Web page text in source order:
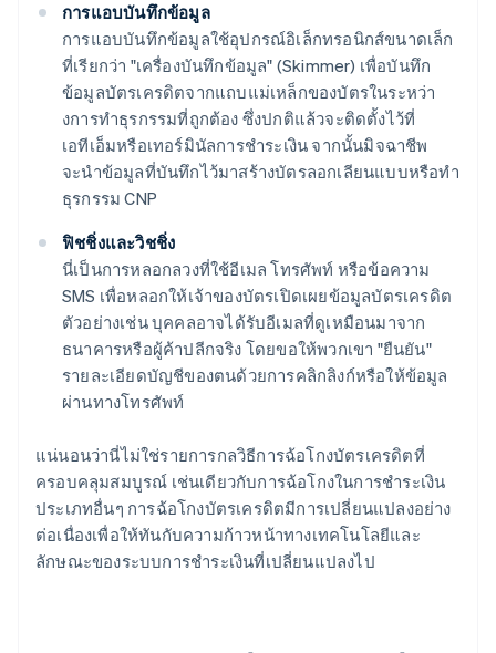
การแอบบันทึกข้อมูล
การแอบบันทึกข้อมูลใช้อุปกรณ์อิเล็กทรอนิกส์ขนาดเล็ก
ที่เรียกว่า "เครื่องบันทึกข้อมูล" (Skimmer) เพื่อบันทึก
ข้อมูลบัตรเครดิตจากแถบแม่เหล็กของบัตรในระหว่า
งการทําธุรกรรมที่ถูกต้อง ซึ่งปกติแล้วจะติดตั้งไว้ที่
เอทีเอ็มหรือเทอร์มินัลการชําระเงิน จากนั้นมิจฉาชีพ
จะนําข้อมูลที่บันทึกไว้มาสร้างบัตรลอกเลียนแบบหรือทํา
ธุรกรรม CNP
ฟิชชิ่งและวิชชิ่ง
นี่เป็นการหลอกลวงที่ใช้อีเมล โทรศัพท์ หรือข้อความ
SMS เพื่อหลอกให้เจ้าของบัตรเปิดเผยข้อมูลบัตรเครดิต
ตัวอย่างเช่น บุคคลอาจได้รับอีเมลที่ดูเหมือนมาจาก
ธนาคารหรือผู้ค้าปลีกจริง โดยขอให้พวกเขา "ยืนยัน"
รายละเอียดบัญชีของตนด้วยการคลิกลิงก์หรือให้ข้อมูล
ผ่านทางโทรศัพท์
แน่นอนว่านี่ไม่ใช่รายการกลวิธีการฉ้อโกงบัตรเครดิตที่
ครอบคลุมสมบูรณ์ เช่นเดียวกับการฉ้อโกงในการชําระเงิน
ประเภทอื่นๆ การฉ้อโกงบัตรเครดิตมีการเปลี่ยนแปลงอย่าง
ต่อเนื่องเพื่อให้ทันกับความก้าวหน้าทางเทคโนโลยีและ
ลักษณะของระบบการชําระเงินที่เปลี่ยนแปลงไป